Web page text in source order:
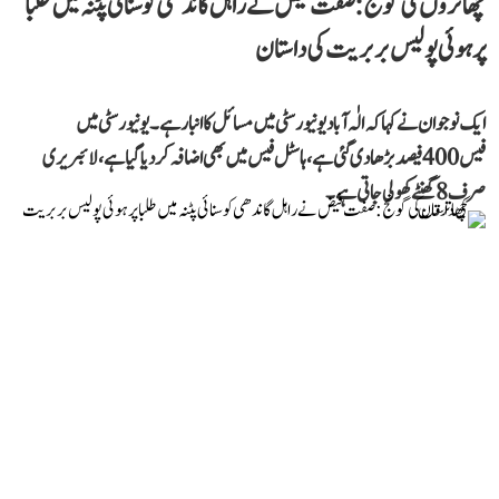
پر ہوئی پولیس بربریت کی داستان
ایک نوجوان نے کہا کہ الٰہ آباد یونیورسٹی میں مسائل کا انبار ہے۔ یونیورسٹی میں
فیس 400 فیصد بڑھا دی گئی ہے، ہاسٹل فیس میں بھی اضافہ کر دیا گیا ہے، لائبریری
صرف 8 گھنٹے کھولی جاتی ہے۔